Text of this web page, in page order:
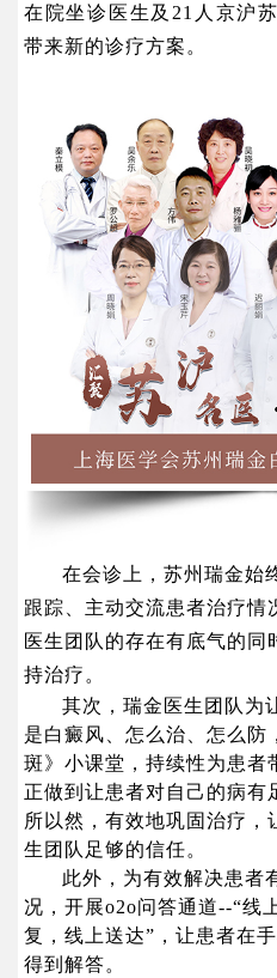
在院坐诊医生及21人京沪
带来新的诊疗方案。
在会诊上，苏州瑞金始
跟踪、主动交流患者治疗情
医生团队的存在有底气的同
持治疗。
其次，瑞金医生团队为
是白癜风、怎么治、怎么防
斑》小课堂，持续性为患者
正做到让患者对自己的病有
所以然，有效地巩固治疗，
生团队足够的信任。
此外，为有效解决患者
况，开展o2o问答通道--“线
复，线上送达”，让患者在
得到解答。